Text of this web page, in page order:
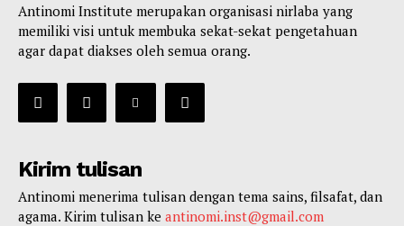
Antinomi Institute merupakan organisasi nirlaba yang
memiliki visi untuk membuka sekat-sekat pengetahuan
agar dapat diakses oleh semua orang.
Kirim tulisan
Antinomi menerima tulisan dengan tema sains, filsafat, dan
agama. Kirim tulisan ke antinomi.inst@gmail.com